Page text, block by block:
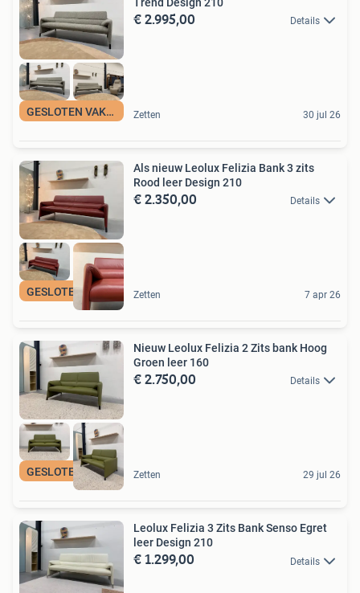
GESLOTEN VAKANTIE
€ 2.995,00 Details
Zetten 30 jul 26
GESLOTEN VAKANTIE
Als nieuw Leolux Felizia Bank 3 zits
Rood leer Design 210
€ 2.350,00 Details
Zetten 7 apr 26
GESLOTEN VAKANTIE
Nieuw Leolux Felizia 2 Zits bank Hoog
Groen leer 160
€ 2.750,00 Details
Zetten 29 jul 26
Leolux Felizia 3 Zits Bank Senso Egret
leer Design 210
€ 1.299,00 Details